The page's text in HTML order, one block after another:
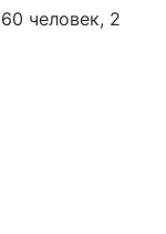
человек, 2